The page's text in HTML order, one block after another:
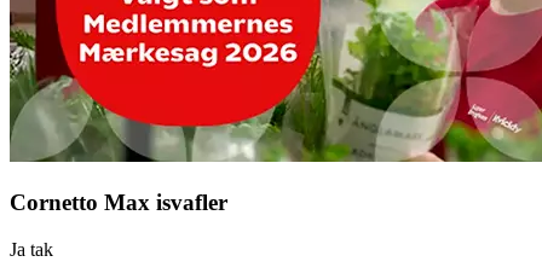
Cornetto Max isvafler
Ja tak